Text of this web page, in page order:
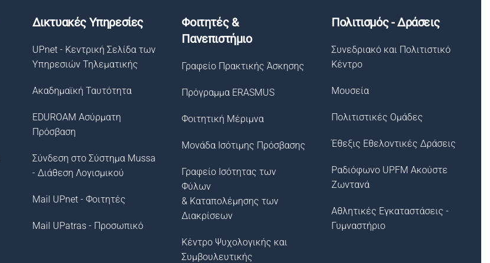
Δικτυακές Υπηρεσίες
UPnet - Κεντρική Σελίδα των
Υπηρεσιών Τηλεματικής
Ακαδημαϊκή Ταυτότητα
EDUROAM Ασύρματη
Πρόσβαση
Σύνδεση στο Σύστημα Μussa
- Διάθεση Λογισμικού
Mail UPnet - Φοιτητές
Mail UPatras - Προσωπικό
Φοιτητές &
Πανεπιστήμιο
Γραφείο Πρακτικής Άσκησης
Πρόγραμμα ERASMUS
Φοιτητική Μέριμνα
Μονάδα Ισότιμης Πρόσβασης
Γραφείο Ισότητας των
Φύλων
& Καταπολέμησης των
Διακρίσεων
Κέντρο Ψυχολογικής και
Συμβουλευτικής
Πολιτισμός - Δράσεις
Συνεδριακό και Πολιτιστικό
Κέντρο
Μουσεία
Πολιτιστικές Ομάδες
Έθεξις Εθελοντικές Δράσεις
Ραδιόφωνο UPFM Ακούστε
Ζωντανά
Αθλητικές Εγκαταστάσεις -
Γυμναστήριο